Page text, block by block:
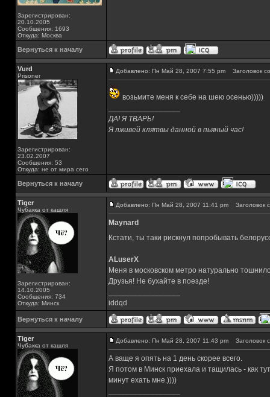
Зарегистрирован:
20.10.2005
Сообщения: 1693
Откуда: Москва
Вернуться к началу
Vurd
Prisoner
Зарегистрирован:
23.02.2007
Сообщения: 53
Откуда: не от мира сего
Добавлено: Пн Май 28, 2007 7:55 pm Заголовок
возьмите меня к себе на шею осенью)))))
ДА! Я ТВАРЬ!
Я лживей клятвы данной в пьяный час!
Вернуться к началу
Tiger
Чубакка от кашля
Зарегистрирован:
14.10.2005
Сообщения: 734
Откуда: Минск
Добавлено: Пн Май 28, 2007 11:41 pm Заголовок
Maynard
Кстати, ты таки рискнул попробывать
ALuserX
Меня в московском метро натурально
Друзья! Не бухайте в поезде!
iddqd
Вернуться к началу
Tiger
Чубакка от кашля
Добавлено: Пн Май 28, 2007 11:43 pm Заголовок
А ваще я опять на 1 день скорее всего.
Я потом в Минск приехала и тащилась - как
минут ехать мне.))))